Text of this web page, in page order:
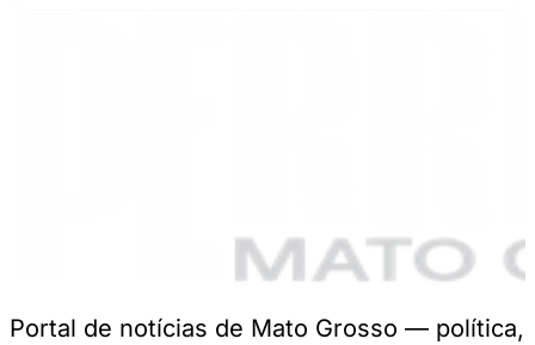
Portal de notícias de Mato Grosso — política,